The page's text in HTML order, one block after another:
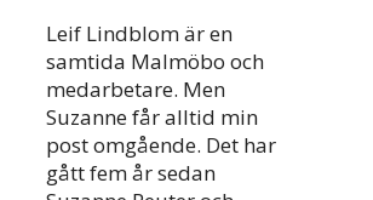
Leif Lindblom är en
samtida Malmöbo och
medarbetare. Men
Suzanne får alltid min
post omgående. Det har
gått fem år sedan